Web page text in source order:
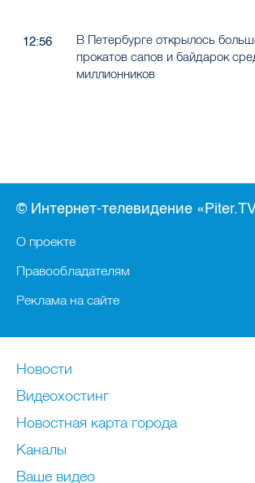
12:56
В Петербурге открылось
прокатов сапов и байдарок
миллионников
© Интернет-телевидение
О проекте
Правообладателям
Реклама на сайте
Новости
Видеохостинг
Новостная карта города
Каналы
Ваше видео